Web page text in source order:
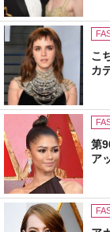
こ
カ
第
ア